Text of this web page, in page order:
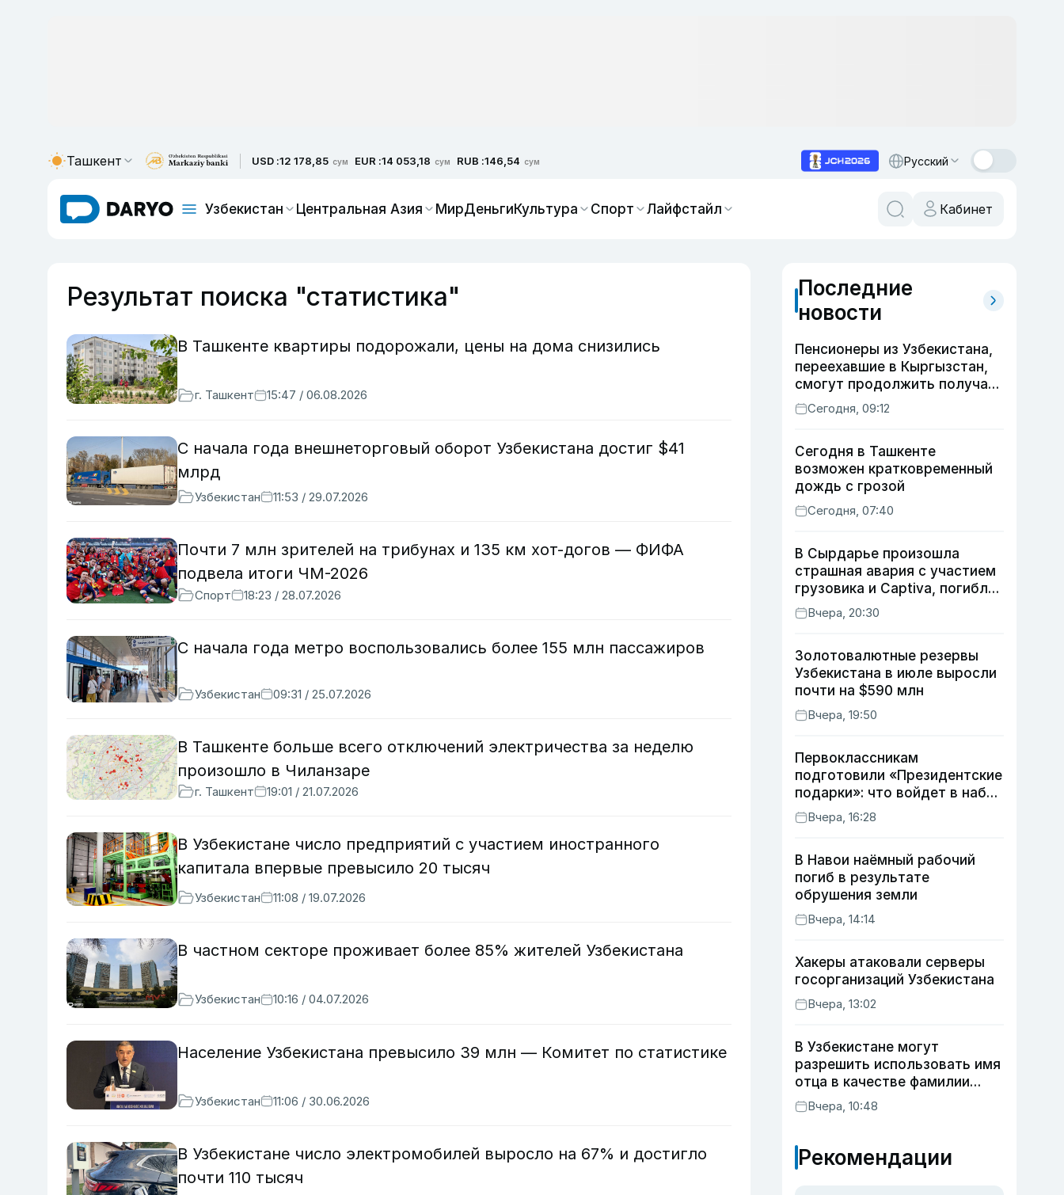
Ташкент USD :12 178,85 сум EUR :14 053,18 сум RUB :146,54 сум Русский
Узбекистан Центральная Азия МирДеньгиКультура Спорт Лайфстайл Кабинет
Результат поиска "статистика"
В Ташкенте квартиры подорожали, цены на дома снизились
г. Ташкент 15:47 / 06.08.2026
С начала года внешнеторговый оборот Узбекистана достиг $41
млрд
Узбекистан 11:53 / 29.07.2026
Почти 7 млн зрителей на трибунах и 135 км хот-догов — ФИФА
подвела итоги ЧМ-2026
Спорт 18:23 / 28.07.2026
С начала года метро воспользовались более 155 млн пассажиров
Узбекистан 09:31 / 25.07.2026
В Ташкенте больше всего отключений электричества за неделю
произошло в Чиланзаре
г. Ташкент 19:01 / 21.07.2026
В Узбекистане число предприятий с участием иностранного
капитала впервые превысило 20 тысяч
Узбекистан 11:08 / 19.07.2026
В частном секторе проживает более 85% жителей Узбекистана
Узбекистан 10:16 / 04.07.2026
Население Узбекистана превысило 39 млн — Комитет по статистике
Узбекистан 11:06 / 30.06.2026
В Узбекистане число электромобилей выросло на 67% и достигло
почти 110 тысяч
Последние
новости
Пенсионеры из Узбекистана,
переехавшие в Кыргызстан,
смогут продолжить получать
пенсию
Сегодня, 09:12
Сегодня в Ташкенте
возможен кратковременный
дождь с грозой
Сегодня, 07:40
В Сырдарье произошла
страшная авария с участием
грузовика и Captiva, погибли
троеВчера, 20:30
Золотовалютные резервы
Узбекистана в июле выросли
почти на $590 млн
Вчера, 19:50
Первоклассникам
подготовили «Президентские
подарки»: что войдет в набор
в этом году
Вчера, 16:28
В Навои наёмный рабочий
погиб в результате
обрушения земли
Вчера, 14:14
Хакеры атаковали серверы
госорганизаций Узбекистана
Вчера, 13:02
В Узбекистане могут
разрешить использовать имя
отца в качестве фамилии
ребенка
Вчера, 10:48
Рекомендации